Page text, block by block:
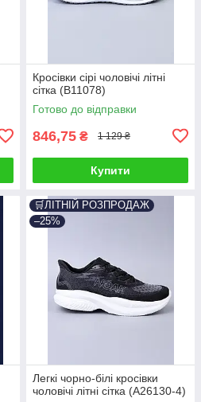
Кросівки сірі чоловічі літні
сітка (B11078)
Готово до відправки
846,75 ₴ 1 129 ₴
Купити
🛒ЛІТНІЙ РОЗПРОДАЖ
–25%
Легкі чорно-білі кросівки
чоловічі літні сітка (A26130-4)